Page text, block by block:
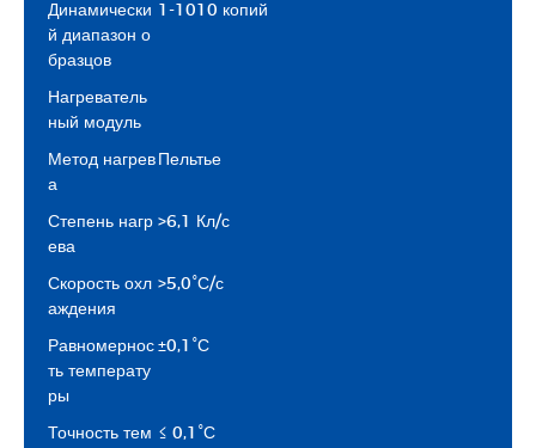
Динамически
й диапазон о
бразцов
1-1010 копий
Нагреватель
ный модуль
Метод нагрев
а
Пельтье
Степень нагр
ева
>6,1 Кл/с
Скорость охл
аждения
>5,0°С/с
Равномернос
ть температу
ры
±0,1°С
Точность тем ≤ 0,1°С